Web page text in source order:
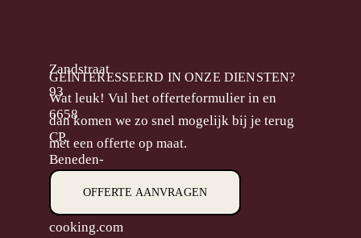
Zandstraat
93
6658
CP,
Beneden-
Leeuwen
M.
cooking.com
GEÏNTERESSEERD IN ONZE DIENSTEN?
Wat leuk! Vul het offerteformulier in en
dan komen we zo snel mogelijk bij je terug
met een offerte op maat.
OFFERTE AANVRAGEN